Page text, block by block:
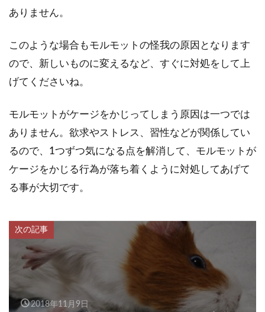
ありません。
このような場合もモルモットの怪我の原因となります
ので、新しいものに変えるなど、すぐに対処をして上
げてくださいね。
モルモットがケージをかじってしまう原因は一つでは
ありません。欲求やストレス、習性などが関係してい
るので、1つずつ気になる点を解消して、モルモットが
ケージをかじる行為が落ち着くように対処してあげて
る事が大切です。
次の記事
2018年11月9日